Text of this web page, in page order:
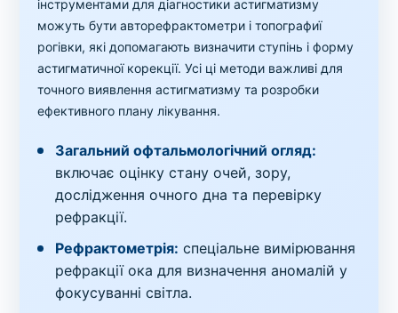
інструментами для діагностики астигматизму
можуть бути авторефрактометри і топографиї
рогівки, які допомагають визначити ступінь і форму
астигматичної корекції. Усі ці методи важливі для
точного виявлення астигматизму та розробки
ефективного плану лікування.
Загальний офтальмологічний огляд:
включає оцінку стану очей, зору,
дослідження очного дна та перевірку
рефракції.
Рефрактометрія: спеціальне вимірювання
рефракції ока для визначення аномалій у
фокусуванні світла.